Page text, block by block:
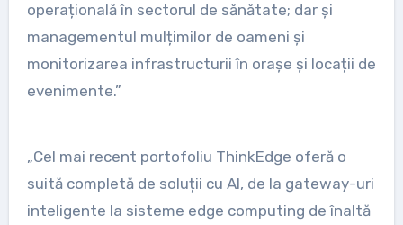
operațională în sectorul de sănătate; dar și
managementul mulțimilor de oameni și
monitorizarea infrastructurii în orașe și locații de
evenimente.”
„Cel mai recent portofoliu ThinkEdge oferă o
suită completă de soluții cu AI, de la gateway-uri
inteligente la sisteme edge computing de înaltă